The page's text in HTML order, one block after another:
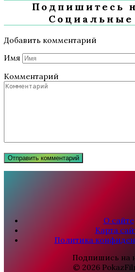
Подпишитесь
Социальные
Добавить комментарий
Имя
Комментарий
О сайте
Карта
Политика
Подпишись на
© 2026